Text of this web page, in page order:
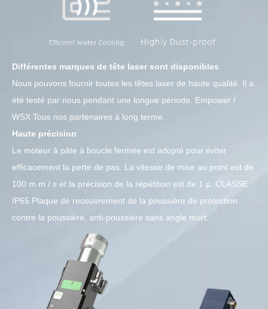
Différentes marques de tête laser sont disponibles
Nous pouvons fournir toutes les têtes laser de haute qualité. Il a
été testé par nous pendant une longue période. Empower /
WSX Tous nos partenaires à long terme.
Haute précision
Le moteur à pâte à boucle fermée est adopté pour éviter
efficacement la perte de pas. La vitesse de mise au point est de
100 m m / s et la précision de la répétition est de 1 μ. CLASSE
IP65 Plaque de recouvrement de la poussière de protection
contre la poussière, anti-poussière sans angle mort.